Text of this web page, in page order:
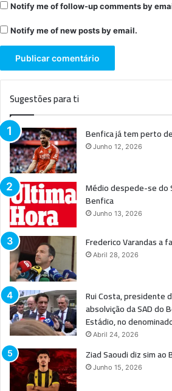
Notify me of follow-up comments by
Notify me of new posts by email.
Sugestões para ti
Benfica já tem perto
Junho 12, 2026
Médio despede-se
Benfica
Junho 13, 2026
Frederico Varandas a
Abril 28, 2026
Rui Costa, presidente
absolvição da SAD do
Estádio, no
Abril 24, 2026
Ziad Saoudi diz sim ao
Junho 15, 2026